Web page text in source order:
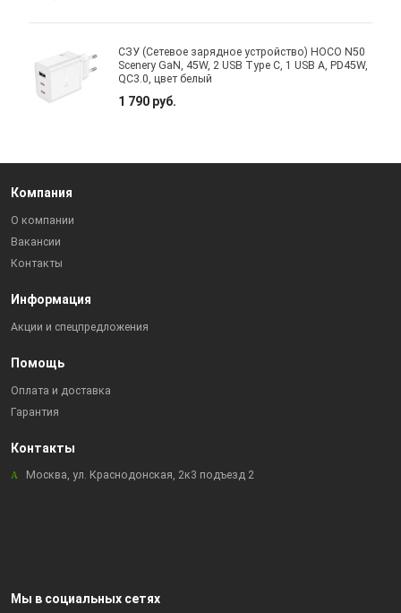
СЗУ (Сетевое зарядное устройство) HOCO N50
Scenery GaN, 45W, 2 USB Type C, 1 USB A, PD45W,
QC3.0, цвет белый
1 790 руб.
Компания
О компании
Вакансии
Контакты
Информация
Акции и спецпредложения
Помощь
Оплата и доставка
Гарантия
Контакты
Москва, ул. Краснодонская, 2к3 подъезд 2
Мы в социальных сетях